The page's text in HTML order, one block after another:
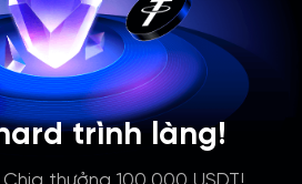
trình làng!